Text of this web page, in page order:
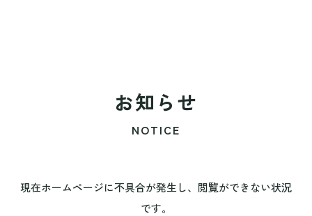
お知らせ
NOTICE
現在ホームページに不具合が発生し、閲覧ができない状況
です。